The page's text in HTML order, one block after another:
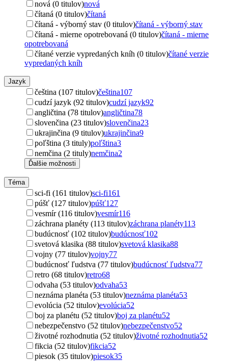
nová (0 titulov)nová
čítaná (0 titulov)čítaná
čítaná - výborný stav (0 titulov)čítaná - výborný stav
čítaná - mierne opotrebovaná (0 titulov)čítaná - mierne
opotrebovaná
čítané verzie vypredaných kníh (0 titulov)čítané verzie
vypredaných kníh
Jazyk
čeština (107 titulov)čeština107
cudzí jazyk (92 titulov)cudzí jazyk92
angličtina (78 titulov)angličtina78
slovenčina (23 titulov)slovenčina23
ukrajinčina (9 titulov)ukrajinčina9
poľština (3 tituly)poľština3
nemčina (2 tituly)nemčina2
Ďalšie možnosti
Téma
sci-fi (161 titulov)sci-fi161
púšť (127 titulov)púšť127
vesmír (116 titulov)vesmír116
záchrana planéty (113 titulov)záchrana planéty113
budúcnosť (102 titulov)budúcnosť102
svetová klasika (88 titulov)svetová klasika88
vojny (77 titulov)vojny77
budúcnosť ľudstva (77 titulov)budúcnosť ľudstva77
retro (68 titulov)retro68
odvaha (53 titulov)odvaha53
neznáma planéta (53 titulov)neznáma planéta53
evolúcia (52 titulov)evolúcia52
boj za planétu (52 titulov)boj za planétu52
nebezpečenstvo (52 titulov)nebezpečenstvo52
životné rozhodnutia (52 titulov)životné rozhodnutia52
fikcia (52 titulov)fikcia52
piesok (35 titulov)piesok35